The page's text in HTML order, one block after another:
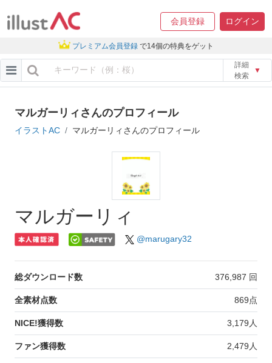
会員登録 ログイン
プレミアム会員登録 で14個の特典をゲット
詳細
検索
▼
マルガーリィさんのプロフィール
イラストAC マルガーリィさんのプロフィール
マルガーリィ
@marugary32
総ダウンロード数 376,987 回
全素材点数 869点
NICE!獲得数 3,179 人
ファン獲得数 2,479 人